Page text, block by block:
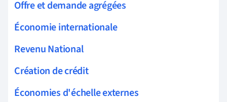
Offre et demande agrégées
Économie internationale
Revenu National
Création de crédit
Économies d'échelle externes